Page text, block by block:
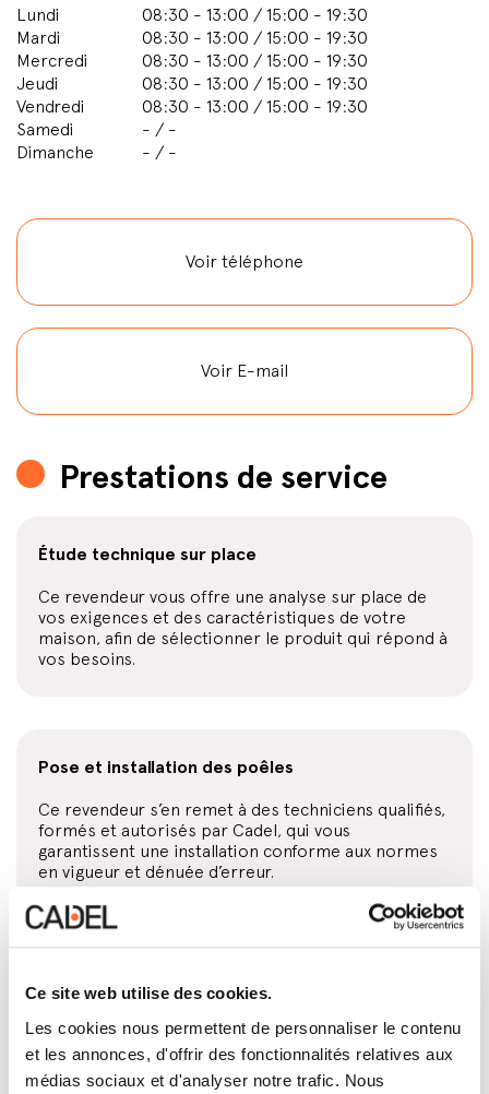
Ce site web utilise des cookies.
Les cookies nous permettent de personnaliser le contenu
et les annonces, d'offrir des fonctionnalités relatives aux
médias sociaux et d'analyser notre trafic. Nous
Lundi
08:30 - 13:00 / 15:00 - 19:30
Mardi
08:30 - 13:00 / 15:00 - 19:30
Mercredi
08:30 - 13:00 / 15:00 - 19:30
Jeudi
08:30 - 13:00 / 15:00 - 19:30
Vendredi
08:30 - 13:00 / 15:00 - 19:30
Samedi
- / -
Dimanche
- / -
Voir téléphone
Voir E-mail
Prestations de service
Étude technique sur place
Ce revendeur vous offre une analyse sur place de
vos exigences et des caractéristiques de votre
maison, afin de sélectionner le produit qui répond à
vos besoins.
Pose et installation des poêles
Ce revendeur s’en remet à des techniciens qualifiés,
formés et autorisés par Cadel, qui vous
garantissent une installation conforme aux normes
en vigueur et dénuée d’erreur.
Directement ou par l’intermédiaire d’un
professionnel habilité, ce revendeur s’occupe de
concevoir et monter l’installation d’évacuation des
fumées la plus adaptée à votre maison et au produit